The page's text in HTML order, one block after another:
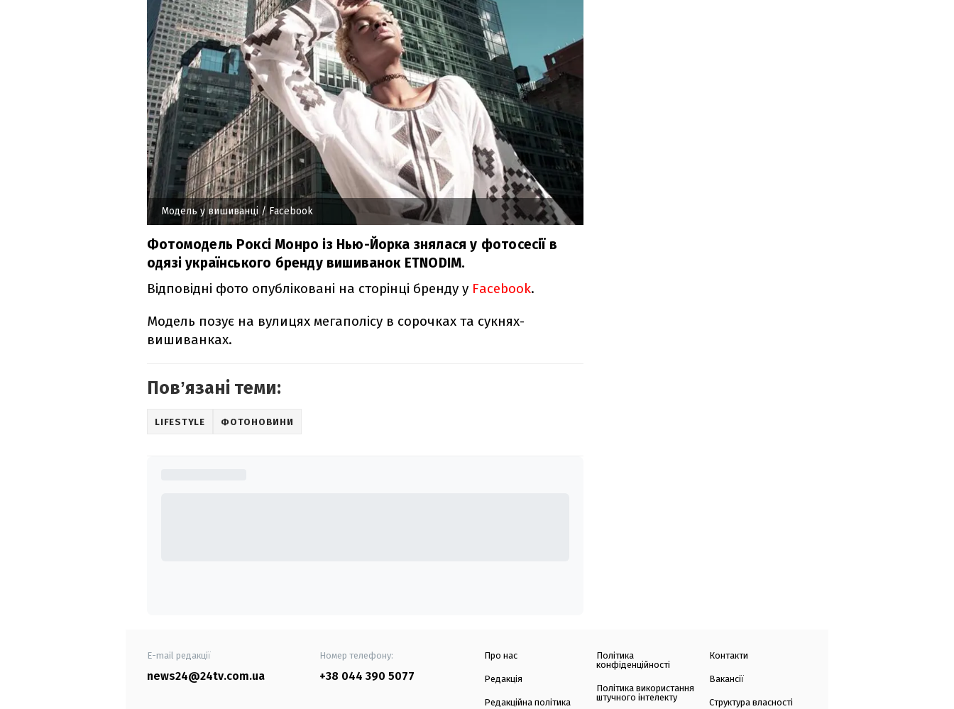
Модель у вишиванці / Facebook
Фотомодель Роксі Монро із Нью-Йорка знялася у фотосесії в
одязі українського бренду вишиванок ETNODIM.
Відповідні фото опубліковані на сторінці бренду у Facebook.
Модель позує на вулицях мегаполісу в сорочках та сукнях-
вишиванках.
Повʼязані теми:
LIFESTYLE ФОТОНОВИНИ
E-mail редакції
news24@24tv.com.ua
Номер телефону:
+38 044 390 5077
Про нас
Редакція
Редакційна політика
Політика
конфіденційності
Політика використання
штучного інтелекту
Контакти
Вакансії
Структура власності